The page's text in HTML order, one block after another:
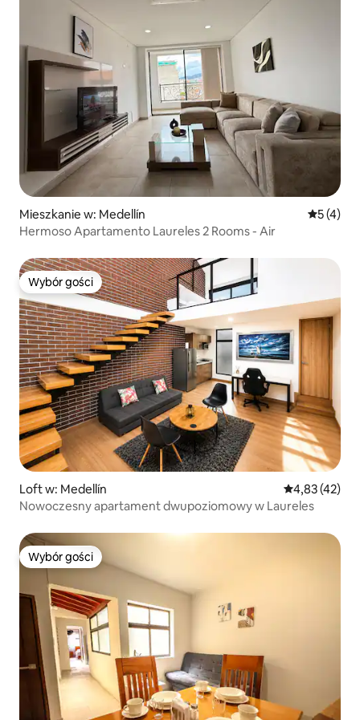
Mieszkanie w: Medellín Średnia
5 (4)
Hermoso Apartamento Laureles 2 Rooms - Air
Wybór gości
Wybór gości
Loft w: Medellín Średnia
4,83 (42)
Nowoczesny apartament dwupoziomowy w Laureles
Wybór gości
Wybór gości